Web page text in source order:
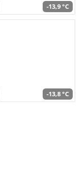
-13,9 °C
-13,8 °C